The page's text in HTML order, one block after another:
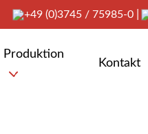
+49 (0)3745 / 75985-0|
Produktion
Kontakt